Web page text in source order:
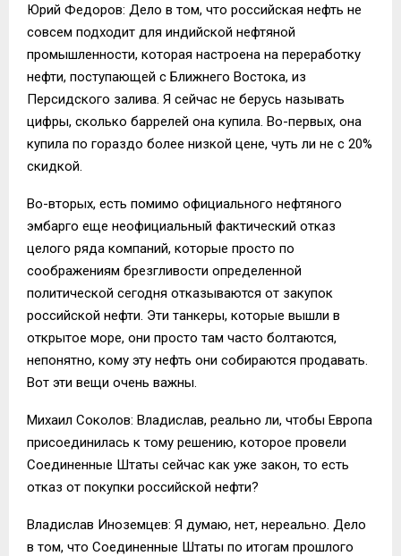
Юрий Федоров: Дело в том, что российская нефть не
совсем подходит для индийской нефтяной
промышленности, которая настроена на переработку
нефти, поступающей с Ближнего Востока, из
Персидского залива. Я сейчас не берусь называть
цифры, сколько баррелей она купила. Во-первых, она
купила по гораздо более низкой цене, чуть ли не с 20%
скидкой.
Во-вторых, есть помимо официального нефтяного
эмбарго еще неофициальный фактический отказ
целого ряда компаний, которые просто по
соображениям брезгливости определенной
политической сегодня отказываются от закупок
российской нефти. Эти танкеры, которые вышли в
открытое море, они просто там часто болтаются,
непонятно, кому эту нефть они собираются продавать.
Вот эти вещи очень важны.
Михаил Соколов: Владислав, реально ли, чтобы Европа
присоединилась к тому решению, которое провели
Соединенные Штаты сейчас как уже закон, то есть
отказ от покупки российской нефти?
Владислав Иноземцев: Я думаю, нет, нереально. Дело
в том, что Соединенные Штаты по итогам прошлого